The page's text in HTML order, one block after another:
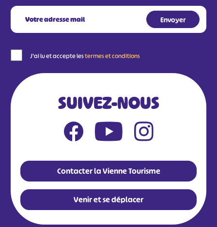
J'ai lu et accepte lestermes et conditions
SUIVEZ-NOUS
Contacter la Vienne Tourisme
Venir et se déplacer